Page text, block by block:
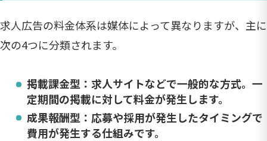
求人広告の料金体系は媒体によって異なりますが、主に
次の4つに分類されます。
掲載課金型：求人サイトなどで一般的な方式。一
定期間の掲載に対して料金が発生します。
成果報酬型 ：応募や採用が発生したタイミングで
費用が発生する仕組みです。